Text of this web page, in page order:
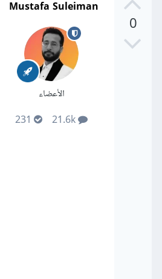
0
Mustafa Suleiman
الأعضاء